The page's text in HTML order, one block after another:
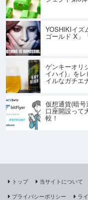
YOSHIKIイズ
ゴールド X」
ゲンキーオリ
イハイ)」を
イルなガチエ
仮想通貨(暗
口座開設って
較！
トップ 当サイトについて
プライバシーポリシー
ラ